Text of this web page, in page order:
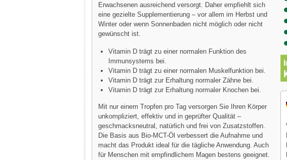
Erwachsenen ausreichend versorgt. Daher empfiehlt sich
eine gezielte Supplementierung – vor allem im Herbst und
Winter oder wenn Sonnenbaden nicht möglich oder nicht
gewünscht ist.
Vitamin D trägt zu einer normalen Funktion des
Immunsystems bei.
Vitamin D trägt zu einer normalen Muskelfunktion bei.
Vitamin D trägt zur Erhaltung normaler Zähne bei.
Vitamin D trägt zur Erhaltung normaler Knochen bei.
Mit nur einem Tropfen pro Tag versorgen Sie Ihren Körper
unkompliziert, effektiv und in geprüfter Qualität –
geschmacksneutral, natürlich und frei von Zusatzstoffen.
Die Basis aus Bio-MCT-Öl verbessert die Aufnahme und
macht das Produkt ideal für die tägliche Anwendung. Auch
für Menschen mit empfindlichem Magen bestens geeignet.